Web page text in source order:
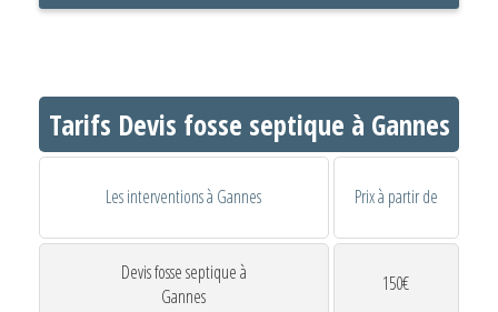
Tarifs Devis fosse septique à Gannes
Les interventions à Gannes Prix à partir de
Devis fosse septique à
Gannes
150€